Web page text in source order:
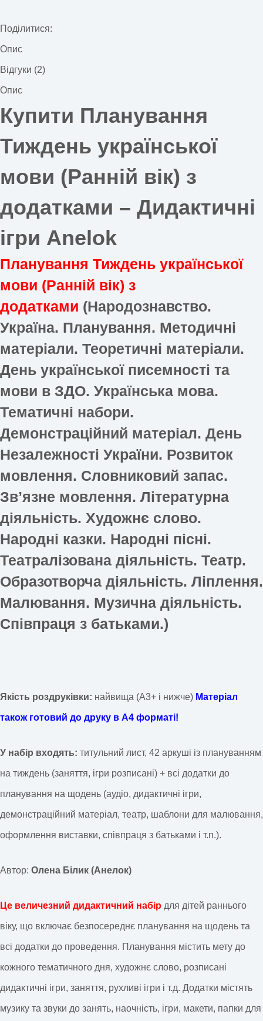
Поділитися:
Опис
Відгуки (2)
Опис
Купити Планування
Тиждень української
мови (Ранній вік) з
додатками – Дидактичні
ігри Anelok
Планування Тиждень української
мови (Ранній вік) з
додатками (Народознавство.
Україна. Планування. Методичні
матеріали. Теоретичні матеріали.
День української писемності та
мови в ЗДО. Українська мова.
Тематичні набори.
Демонстраційний матеріал. День
Незалежності України. Розвиток
мовлення. Словниковий запас.
Звʼязне мовлення. Літературна
діяльність. Художнє слово.
Народні казки. Народні пісні.
Театралізована діяльність. Театр.
Образотворча діяльність. Ліплення.
Малювання. Музична діяльність.
Співпраця з батьками.)
Якість роздруківки: найвища (А3+ і нижче) Матеріал
також готовий до друку в А4 форматі!
У набір входять: титульний лист, 42 аркуші із плануванням
на тиждень (заняття, ігри розписані) + всі додатки до
планування на щодень (аудіо, дидактичні ігри,
демонстраційний матеріал, театр, шаблони для малювання,
оформлення виставки, співпраця з батьками і т.п.).
Автор: Олена Білик (Анелок)
Це величезний дидактичний набір для дітей раннього
віку, що включає безпосереднє планування на щодень та
всі додатки до проведення. Планування містить мету до
кожного тематичного дня, художнє слово, розписані
дидактичні ігри, заняття, рухливі ігри і т.д. Додатки містять
музику та звуки до занять, наочність, ігри, макети, папки для